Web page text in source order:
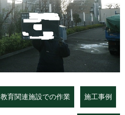
教育関連施設での作業 施工事例